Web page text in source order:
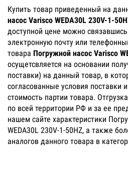
Купить товар приведенный на
насос Varisco WEDA30L 230V-1-
доступной цене можно
электронную почту или
товара Погружной насос Varisco
осущетсвляется на основании
поставки) на данный товар, в
согласованные условия поставки
стоимость партии товара.
по всей территории РФ и за ее
нашем сайте характеристики
WEDA30L 230V-1-50HZ, а также
аналогов данного товара в